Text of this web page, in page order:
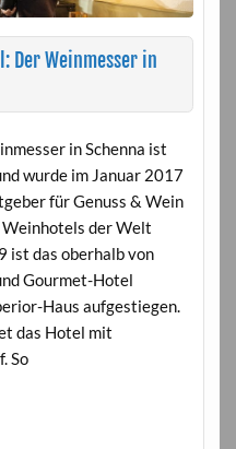
Der Weinmesser in
in Schenna ist
wurde im Januar 2017
für Genuss & Wein
Weinhotels der Welt
ist das oberhalb von
Gourmet-Hotel
Haus aufgestiegen.
das Hotel mit
So